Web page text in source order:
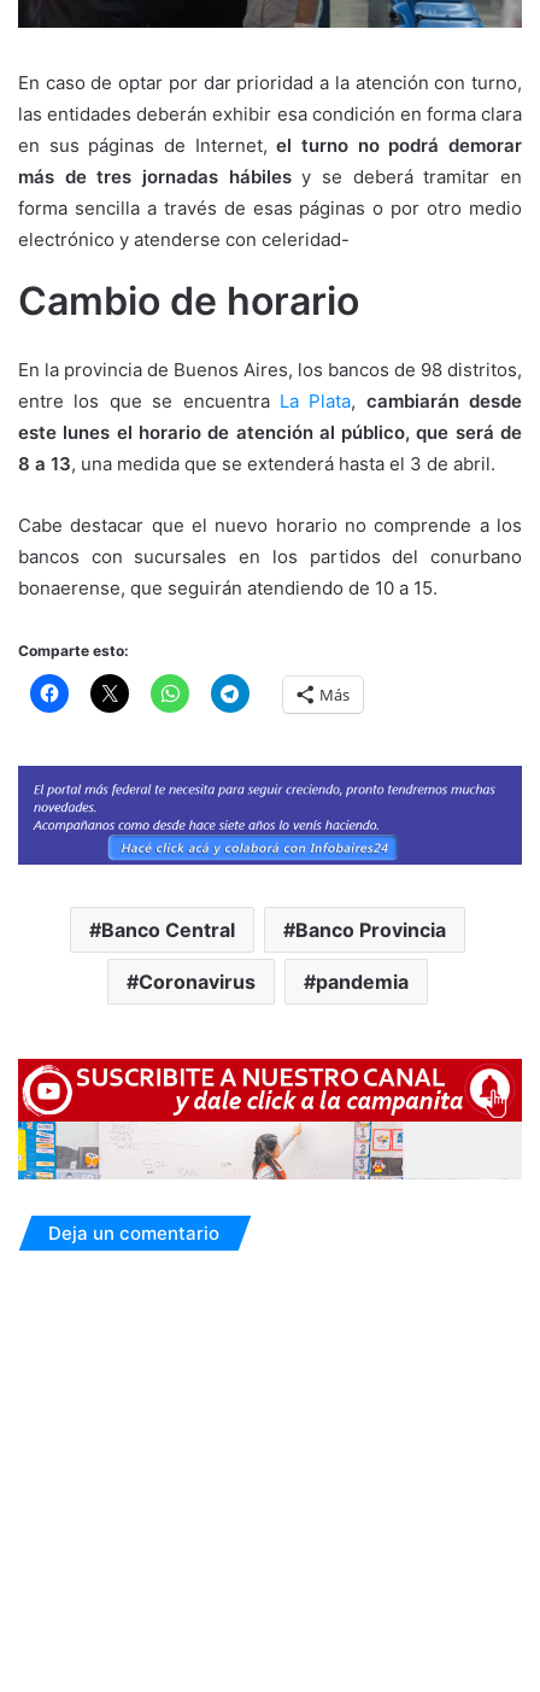
En caso de optar por dar prioridad a la atención con turno,
las entidades deberán exhibir esa condición en forma clara
en sus páginas de Internet,el turno no podrá demorar
más de tres jornadas hábilesy se deberá tramitar en
forma sencilla a través de esas páginas o por otro medio
electrónico y atenderse con celeridad-
Cambio de horario
En la provincia de Buenos Aires, los bancos de 98 distritos,
entre los que se encuentra La Plata, cambiarán desde
este lunes el horario de atención al público, que será de
8 a 13, una medida que se extenderá hasta el 3 de abril.
Cabe destacar que el nuevo horario no comprende a los
bancos con sucursales en los partidos del conurbano
bonaerense, que seguirán atendiendo de 10 a 15.
Comparte esto:
Más
Banco Central Banco Provincia
Coronavirus pandemia
Deja un comentario